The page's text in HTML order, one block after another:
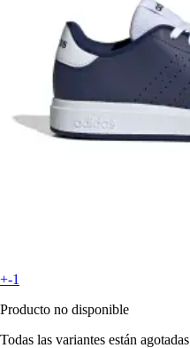
+-1
Producto no disponible
Todas las variantes están agotadas